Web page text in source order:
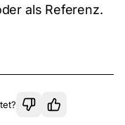
als Referenz.